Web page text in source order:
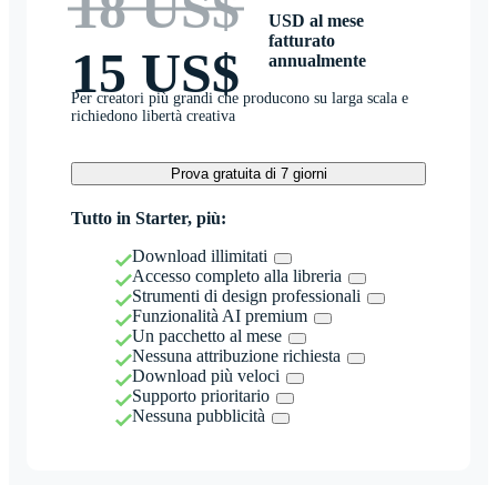
15 US$
USD al mese
fatturato
annualmente
Per creatori più grandi che producono su larga scala e
richiedono libertà creativa
Prova gratuita di 7 giorni
Tutto in Starter, più:
Download illimitati
Accesso completo alla libreria
Strumenti di design professionali
Funzionalità AI premium
Un pacchetto al mese
Nessuna attribuzione richiesta
Download più veloci
Supporto prioritario
Nessuna pubblicità